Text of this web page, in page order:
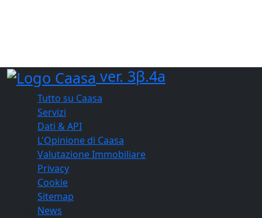
ver. 3β.4a
Tutto su Caasa
Servizi
Dati & API
L'Opinione di Caasa
Valutazione Immobiliare
Privacy
Cookie
Sitemap
News